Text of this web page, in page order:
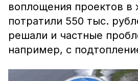
воплощения проектов в
потратили 550 тыс.
решали и частные
например, с